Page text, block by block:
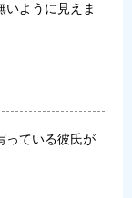
いように見えま
っている彼氏が